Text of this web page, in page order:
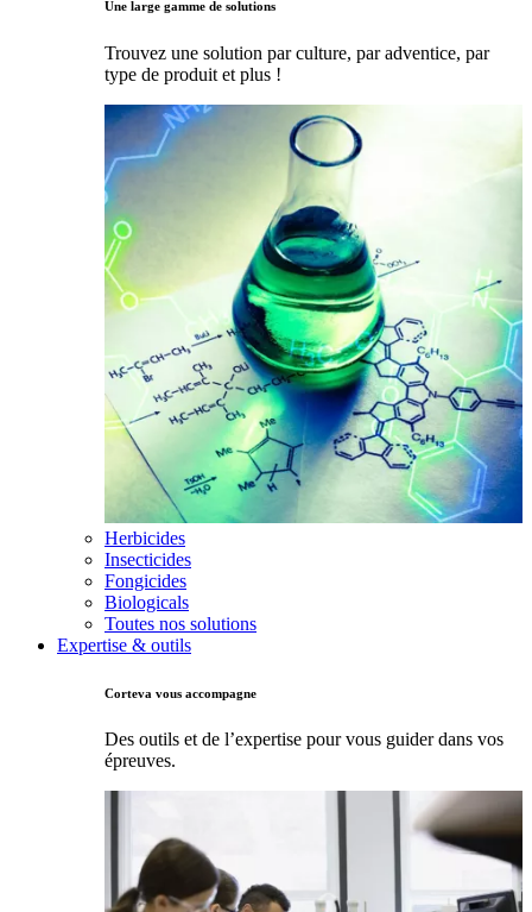
Une large gamme de solutions
Trouvez une solution par culture, par adventice, par
type de produit et plus !
Herbicides
Insecticides
Fongicides
Biologicals
Toutes nos solutions
Expertise & outils
Corteva vous accompagne
Des outils et de l’expertise pour vous guider dans vos
épreuves.